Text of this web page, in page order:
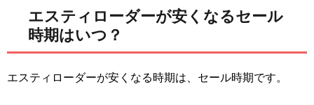
エスティローダーが安くなるセール
時期はいつ？
エスティローダーが安くなる時期は、セール時期です。